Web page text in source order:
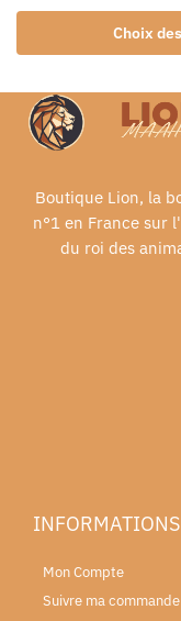
Choix
Boutique Lion, la
n°1 en France sur
du roi des
INFORMATIONS
Mon Compte
Suivre ma commande